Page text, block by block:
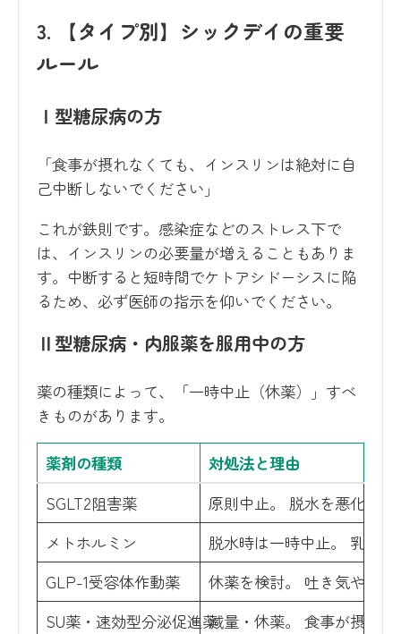
3. 【タイプ別】シックデイの重要
ルール
Ⅰ型糖尿病の方
「食事が摂れなくても、インスリンは絶対に自
己中断しないでください」
これが鉄則です。感染症などのストレス下で
は、インスリンの必要量が増えることもありま
す。中断すると短時間でケトアシドーシスに陥
るため、必ず医師の指示を仰いでください。
Ⅱ型糖尿病・内服薬を服用中の方
薬の種類によって、「一時中止（休薬）」すべ
きものがあります。
薬剤の種類
対処法と理由
SGLT2阻害薬
原則中止。 脱水を悪化さ
メトホルミン
脱水時は一時中止。 乳酸
GLP-1受容体作動薬
休薬を検討。 吐き気や嘔
SU薬・速効型分泌促進薬減量・休薬。 食事が摂れ